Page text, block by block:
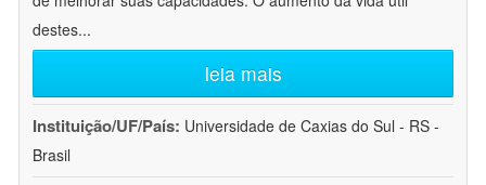
destes...
leia mais
Instituição/UF/País: Universidade de Caxias do Sul - RS -
Brasil